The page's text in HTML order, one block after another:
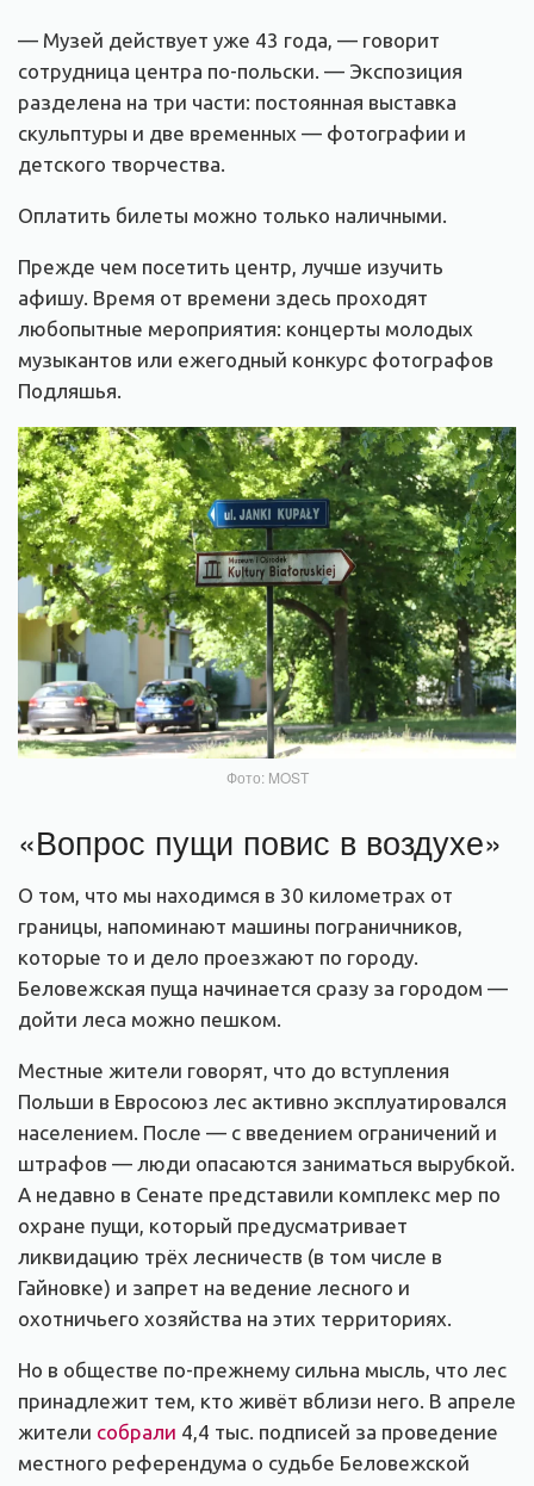
— Музей действует уже 43 года, — говорит
сотрудница центра по-польски. — Экспозиция
разделена на три части: постоянная выставка
скульптуры и две временных — фотографии и
детского творчества.
Оплатить билеты можно только наличными.
Прежде чем посетить центр, лучше изучить
афишу. Время от времени здесь проходят
любопытные мероприятия: концерты молодых
музыкантов или ежегодный конкурс фотографов
Подляшья.
Фото: MOST
«Вопрос пущи повис в воздухе»
О том, что мы находимся в 30 километрах от
границы, напоминают машины пограничников,
которые то и дело проезжают по городу.
Беловежская пуща начинается сразу за городом —
дойти леса можно пешком.
Местные жители говорят, что до вступления
Польши в Евросоюз лес активно эксплуатировался
населением. После — с введением ограничений и
штрафов — люди опасаются заниматься вырубкой.
А недавно в Сенате представили комплекс мер по
охране пущи, который предусматривает
ликвидацию трёх лесничеств (в том числе в
Гайновке) и запрет на ведение лесного и
охотничьего хозяйства на этих территориях.
Но в обществе по-прежнему сильна мысль, что лес
принадлежит тем, кто живёт вблизи него. В апреле
жители собрали 4,4 тыс. подписей за проведение
местного референдума о судьбе Беловежской